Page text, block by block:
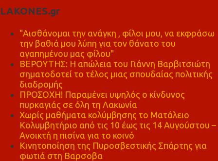
LAKONES.gr
"Αισθάνομαι την ανάγκη , φίλοι μου, να εκφράσω
την βαθιά μου λύπη για τον θάνατο του
αγαπημένου μας φίλου"
ΒΕΡΟΥΤΗΣ: Η απώλεια του Γιάννη Βαρβιτσιώτη
σηματοδοτεί το τέλος μιας σπουδαίας πολιτικής
διαδρομής
ΠΡΟΣΟΧΗ! Παραμένει υψηλός ο κίνδυνος
πυρκαγιάς σε όλη τη Λακωνία
Χωρίς μαθήματα κολύμβησης το Ματάλειο
Κολυμβητήριο από τις 10 έως τις 14 Αυγούστου –
Ανοικτή η πισίνα για το κοινό
Κινητοποίηση της Πυροσβεστικής Σπάρτης για
φωτιά στη Βαρσοβα